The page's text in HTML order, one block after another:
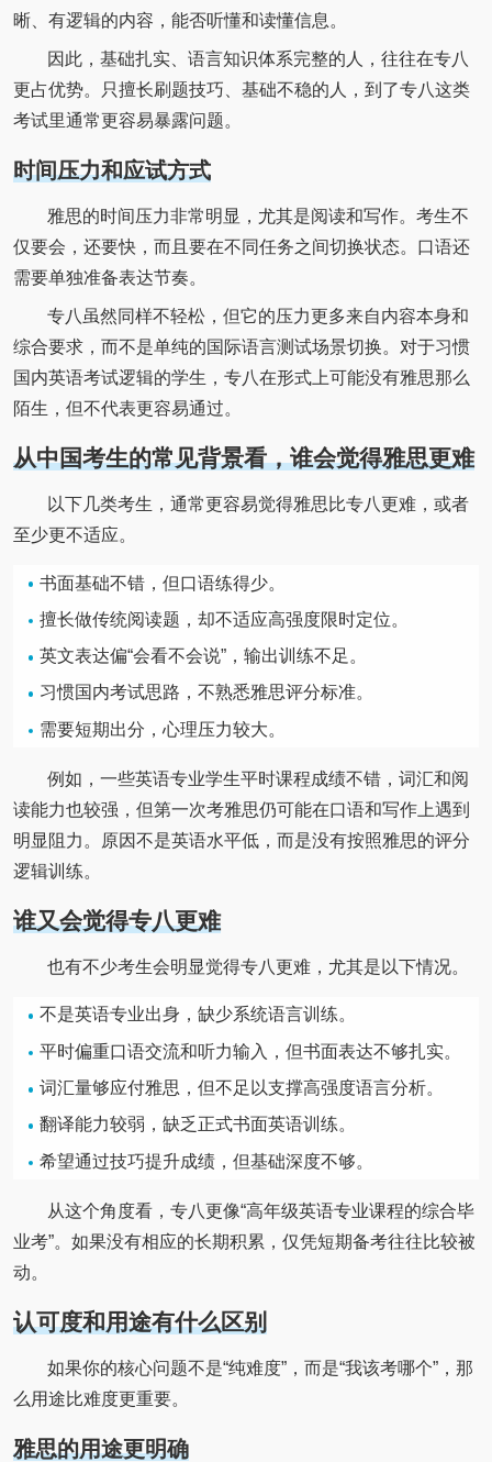
晰、有逻辑的内容，能否听懂和读懂信息。
因此，基础扎实、语言知识体系完整的人，往往在专八
更占优势。只擅长刷题技巧、基础不稳的人，到了专八这类
考试里通常更容易暴露问题。
时间压力和应试方式
雅思的时间压力非常明显，尤其是阅读和写作。考生不
仅要会，还要快，而且要在不同任务之间切换状态。口语还
需要单独准备表达节奏。
专八虽然同样不轻松，但它的压力更多来自内容本身和
综合要求，而不是单纯的国际语言测试场景切换。对于习惯
国内英语考试逻辑的学生，专八在形式上可能没有雅思那么
陌生，但不代表更容易通过。
从中国考生的常见背景看，谁会觉得雅思更难
以下几类考生，通常更容易觉得雅思比专八更难，或者
至少更不适应。
书面基础不错，但口语练得少。
擅长做传统阅读题，却不适应高强度限时定位。
英文表达偏“会看不会说”，输出训练不足。
习惯国内考试思路，不熟悉雅思评分标准。
需要短期出分，心理压力较大。
例如，一些英语专业学生平时课程成绩不错，词汇和阅
读能力也较强，但第一次考雅思仍可能在口语和写作上遇到
明显阻力。原因不是英语水平低，而是没有按照雅思的评分
逻辑训练。
谁又会觉得专八更难
也有不少考生会明显觉得专八更难，尤其是以下情况。
不是英语专业出身，缺少系统语言训练。
平时偏重口语交流和听力输入，但书面表达不够扎实。
词汇量够应付雅思，但不足以支撑高强度语言分析。
翻译能力较弱，缺乏正式书面英语训练。
希望通过技巧提升成绩，但基础深度不够。
从这个角度看，专八更像“高年级英语专业课程的综合毕
业考”。如果没有相应的长期积累，仅凭短期备考往往比较被
动。
认可度和用途有什么区别
如果你的核心问题不是“纯难度”，而是“我该考哪个”，那
么用途比难度更重要。
雅思的用途更明确